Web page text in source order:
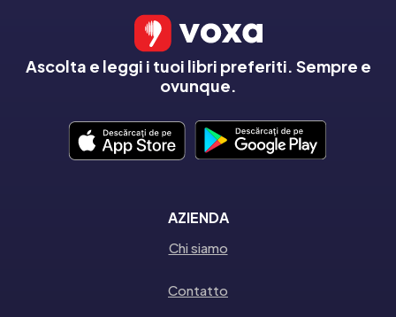
Ascolta e leggi i tuoi libri preferiti. Sempre e
ovunque.
AZIENDA
Chi siamo
Contatto